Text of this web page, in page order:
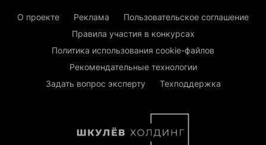
О проекте Реклама
Пользовательское соглашение
Правила участия в конкурсах
Политика использования cookie-файлов
Рекомендательные технологии
Задать вопрос эксперту
Техподдержка